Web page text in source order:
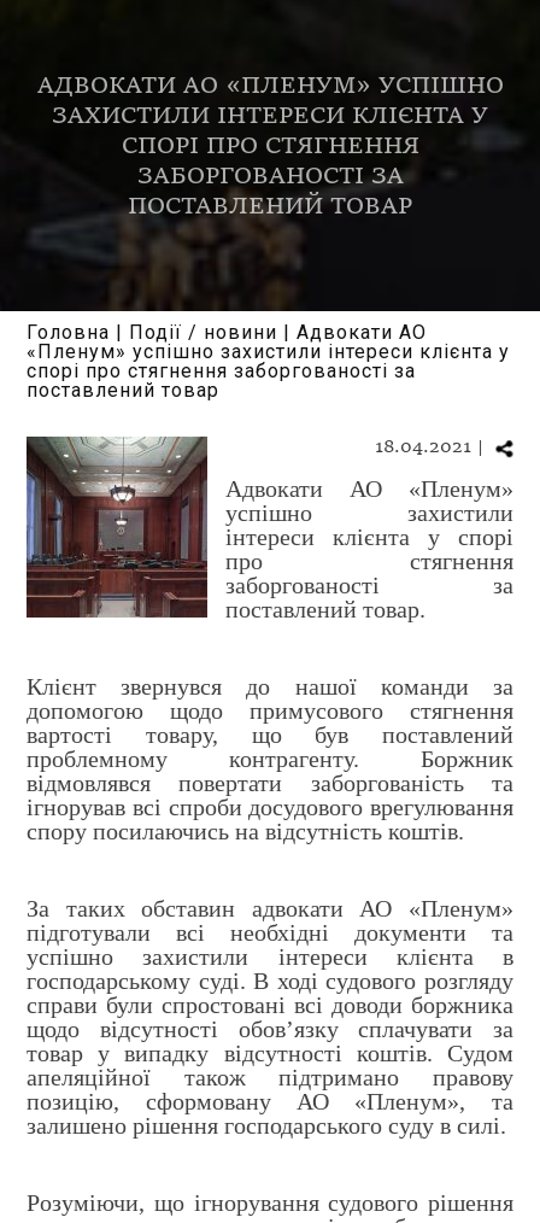
АДВОКАТИ АО «ПЛЕНУМ» УСПІШНО
ЗАХИСТИЛИ ІНТЕРЕСИ КЛІЄНТА У
СПОРІ ПРО СТЯГНЕННЯ
ЗАБОРГОВАНОСТІ ЗА
ПОСТАВЛЕНИЙ ТОВАР
Головна Події / новини |Адвокати АО
«Пленум» успішно захистили інтереси клієнта у
спорі про стягнення заборгованості за
поставлений товар
18.04.2021 |
Адвокати АО «Пленум»
успішно захистили
інтереси клієнта у спорі
про стягнення
заборгованості за
поставлений товар.
Клієнт звернувся до нашої команди за
допомогою щодо примусового стягнення
вартості товару, що був поставлений
проблемному контрагенту. Боржник
відмовлявся повертати заборгованість та
ігнорував всі спроби досудового врегулювання
спору посилаючись на відсутність коштів.
За таких обставин адвокати АО «Пленум»
підготували всі необхідні документи та
успішно захистили інтереси клієнта в
господарському суді. В ході судового розгляду
справи були спростовані всі доводи боржника
щодо відсутності обов’язку сплачувати за
товар у випадку відсутності коштів. Судом
апеляційної також підтримано правову
позицію, сформовану АО «Пленум», та
залишено рішення господарського суду в силі.
Розуміючи, що ігнорування судового рішення